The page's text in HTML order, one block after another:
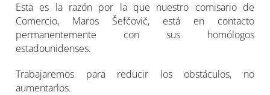
Esta es la razón por la que nuestro comisario de
Comercio, Maros Šefčovič, está en contacto
permanentemente con sus homólogos
estadounidenses.
Trabajaremos para reducir los obstáculos, no
aumentarlos.